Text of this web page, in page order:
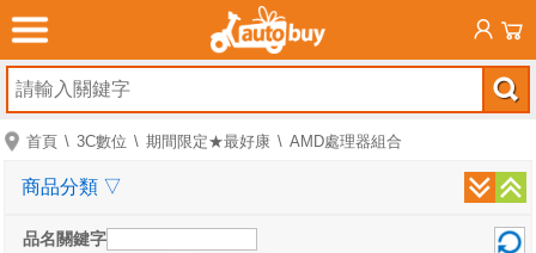
首頁 3C數位 期間限定★最好康 AMD處理器組合
品名關鍵字
商品分類 ▽